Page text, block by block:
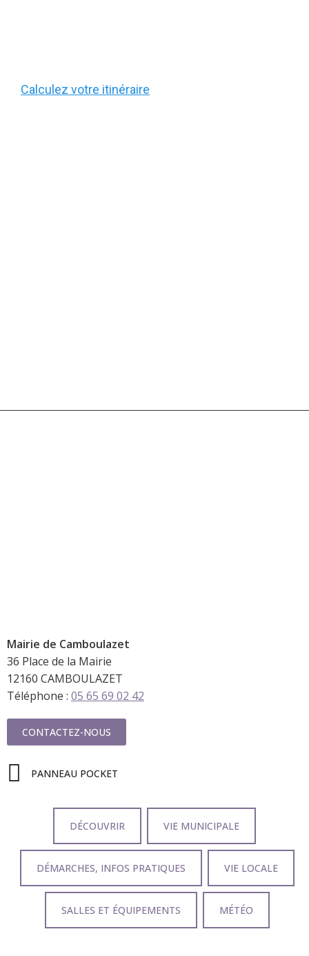
Calculez votre itinéraire
Mairie de Camboulazet
36 Place de la Mairie
12160 CAMBOULAZET
Téléphone : 05 65 69 02 42
CONTACTEZ-NOUS
PANNEAU POCKET
DÉCOUVRIR VIE MUNICIPALE
DÉMARCHES, INFOS PRATIQUES VIE LOCALE
SALLES ET ÉQUIPEMENTS MÉTÉO